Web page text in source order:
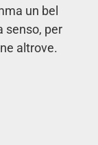
un bel
senso, per
altrove.